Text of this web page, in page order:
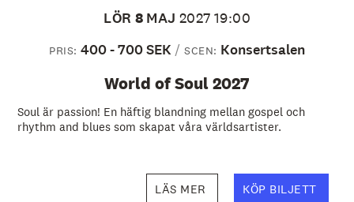
LÖR 8 MAJ 2027 19:00
PRIS: 400 - 700 SEK SCEN: Konsertsalen
World of Soul 2027
Soul är passion! En häftig blandning mellan gospel och
rhythm and blues som skapat våra världsartister.
KÖP BILJETT
LÄS MER